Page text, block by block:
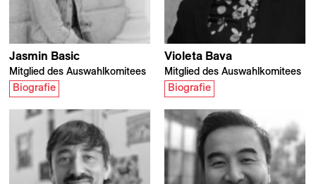
Jasmin Basic
Mitglied des Auswahlkomitees
Biografie
Violeta Bava
Mitglied des Auswahlkomitees
Biografie